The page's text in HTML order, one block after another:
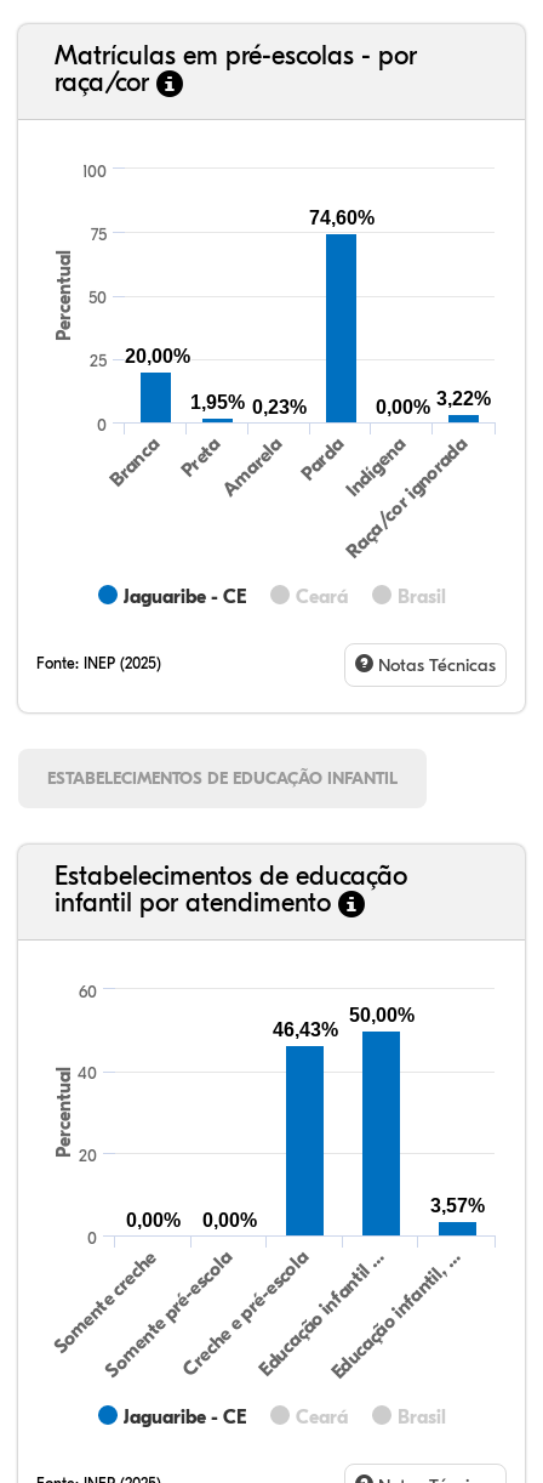
Matrículas em pré-escolas - por
raça/cor
Percentual
Jaguaribe - CE Ceará Brasil
Branca PretaAmarela PardaIndígena
Raça/cor ignorada
0
25
50
75
100
20,00%
1,95% 0,23%
74,60%
0,00% 3,22%
Fonte: INEP (2025) Notas Técnicas
ESTABELECIMENTOS DE EDUCAÇÃO INFANTIL
Estabelecimentos de educação
infantil por atendimento
Percentual
Jaguaribe - CE Ceará Brasil
Somente creche
Somente pré-escolaCreche e pré-escolaEducação infantil …Educação infantil, …
0
20
40
60
0,00% 0,00%
46,43%
50,00%
3,57%